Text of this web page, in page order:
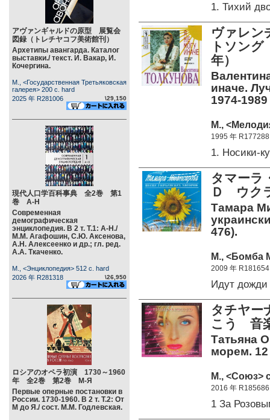
アヴァンギャルドの原型 展覧会
図録（トレチヤコフ美術館刊）
Архетипы авангарда. Каталог
выставки./ текст. И. Вакар, И.
Кочергина.
М., <Государственная Третьяковская
галерея> 200 c. hard
2025 年 R281006
\29,150
現代人口学百科事典 全2巻 第1
巻 А-Н
Современная
демографическая
энциклопедия. В 2 т. Т.1: А-Н./
М.М. Агафошин, С.Ю. Аксенова,
А.Н. Алексеенко и др.; гл. ред.
А.А. Ткаченко.
М., <Энциклопедия> 512 c. hard
2026 年 R281318
\26,950
ロシアのオペラ初演 1730～1960
年 全2巻 第2巻 М-Я
Первые оперные постановки в
России. 1730-1960. В 2 т. Т.2: От
М до Я./ сост. М.М. Годлевская.
1. Тихий
ヴァレ
トソン
年）
иначе.
1974-1989
М.,
1995 年 R177288
1. Носики-
タマーラ
Ｄ ウク
Тамара
476).
М., <Бомба
2009 年 R181654
Идут дожди
タチヤー
こう 音
Татьяна
морем. 12
М., <Союз>
2016 年 R185686
1 За